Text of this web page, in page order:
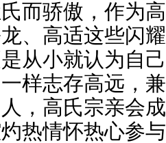
而骄傲，作为
、高适这些闪
从小就认为自
样志存高远，
，高氏宗亲会
热情怀热心参